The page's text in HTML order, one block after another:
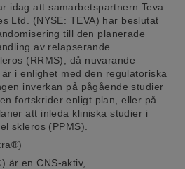
idag att samarbetspartnern Teva
Ltd. (NYSE: TEVA) har beslutat
till den planerade
av relapserande
(RRMS), då nuvarande
i enlighet med den regulatoriska
inverkan på pågående studier
fortskrider enligt plan, eller på
att inleda kliniska studier i
skleros (PPMS).
är en CNS-aktiv,